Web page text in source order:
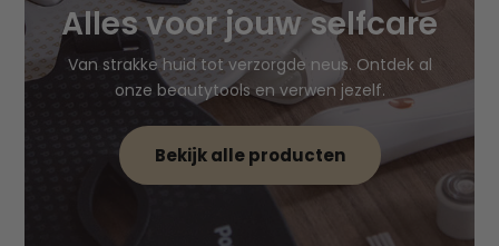
Alles voor jouw selfcare
Van strakke huid tot verzorgde neus. Ontdek al
onze beautytools en verwen jezelf.
Bekijk alle producten